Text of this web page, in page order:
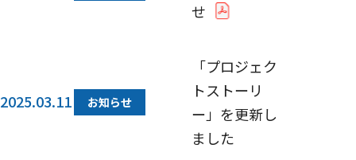
せ
2025.03.11 お知らせ
「プロジェク
トストーリ
ー」を更新し
ました